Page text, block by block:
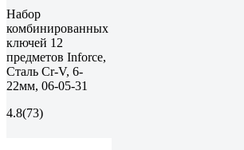
Набор
комбинированных
ключей 12
предметов Inforce,
Сталь Cr-V, 6-
22мм, 06-05-31
4.8(73)